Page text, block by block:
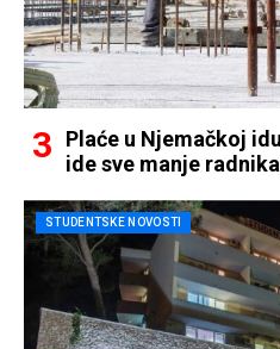
Plaće u Njemačkoj
ide sve manje
STUDENTSKE NOVOSTI